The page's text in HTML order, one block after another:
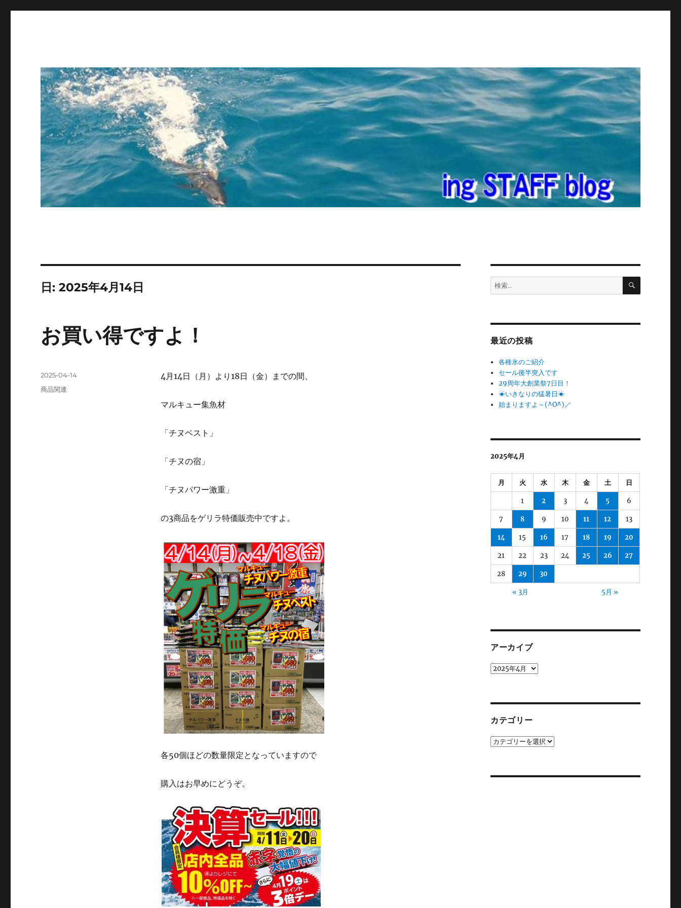
日:2025年4月14日
お買い得ですよ！
4月14日（月）より18日（金）までの間、
マルキュー集魚材
「チヌベスト」
「チヌの宿」
「チヌパワー激重」
の3商品をゲリラ特価販売中ですよ。
各50個ほどの数量限定となっていますので
購入はお早めにどうぞ。
投
稿
2025-04-14
カ
商品関連
検
索:
検
最近の投稿
各種氷のご紹介
セール後半突入です
29周年大創業祭7日目！
☀いきなりの猛暑日☀
始まりますよ～(^O^)／
2025年4月
月 火 水 木 金 土 日
1 2 3 4 5 6
7 8 9 10 11 12 13
14 15 16 17 18 19 20
21 22 23 24 25 26 27
28 29 30
« 3月 5月 »
アーカイブ
ア
カテゴリー
カ